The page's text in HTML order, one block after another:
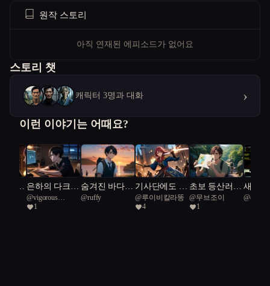
원작 스토리
아직 연재된 에피소드가 없어요
스토리 챗
캐릭터 3명과 대화 ›
이런 이야기는 어때요?
은하의 다크
히어로
@vigorous
Rainbow Fish 36
1
숨겨진 바다의
비밀
@ruffy
기사단에도 마
법사는 필요하
다구요
@루이비칼라똥
4
초보 등산러가
유튜브 허세로
산에 갇혔다
@무브조이
1
새벽
발자국
@